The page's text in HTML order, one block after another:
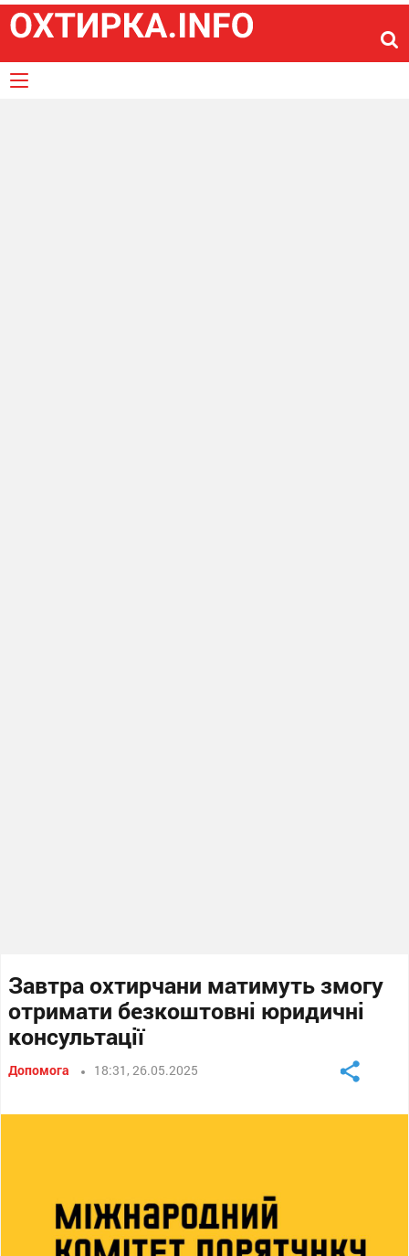
Завтра охтирчани матимуть змогу
отримати безкоштовні юридичні
консультації
Допомога 18:31, 26.05.2025